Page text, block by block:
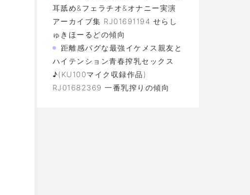
耳舐め&フェラチオ&オナニー実演
アーカイブ集 RJ01691194 せらし
ゅきほーるどの傾向
距離感バグな最強イケメス親友と
ハイテンション青春搾乳セックス
♪(KU100マイク収録作品)
RJ01682369 一番乳搾りの傾向